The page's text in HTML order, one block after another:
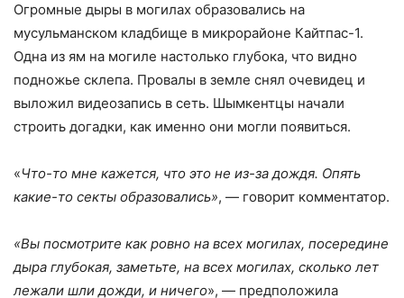
Огромные дыры в могилах образовались на
мусульманском кладбище в микрорайоне Кайтпас-1.
Одна из ям на могиле настолько глубока, что видно
подножье склепа. Провалы в земле снял очевидец и
выложил видеозапись в сеть. Шымкентцы начали
строить догадки, как именно они могли появиться.
«Что-то мне кажется, что это не из-за дождя. Опять
какие-то секты образовались», — говорит комментатор.
«Вы посмотрите как ровно на всех могилах, посередине
дыра глубокая, заметьте, на всех могилах, сколько лет
лежали шли дожди, и ничего», — предположила